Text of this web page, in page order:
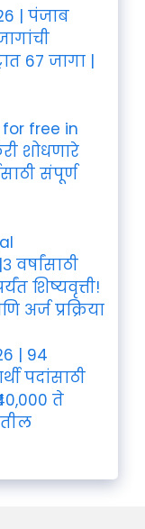
| पंजाब
67 जागा |
for free in
शोधणारे
संपूर्ण
वर्षांसाठी
शिष्यवृत्ती!
अर्ज प्रक्रिया
| 94
पदांसाठी
ते